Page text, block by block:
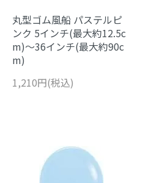
丸型ゴム風船 パステルピ
ンク 5インチ(最大約12.5c
m)～36インチ(最大約90c
m)
1,210円(税込)